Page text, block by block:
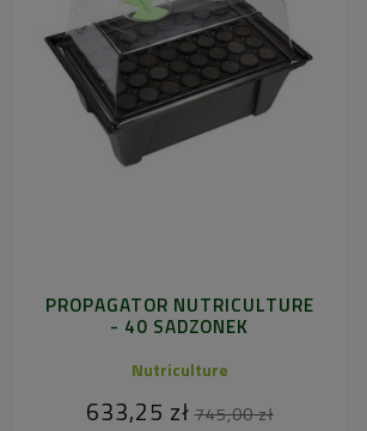
PROPAGATOR NUTRICULTURE
- 40 SADZONEK
Nutriculture
633,25 zł 745,00 zł